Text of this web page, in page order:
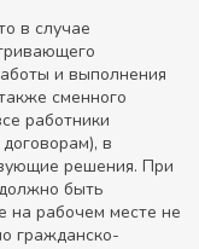
в случае
и выполнения
сменного
работники
в
решения. При
быть
на рабочем месте не
гражданско-